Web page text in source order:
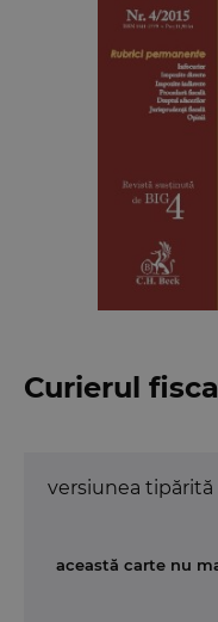
Curierul
versiunea tipărită
această carte nu